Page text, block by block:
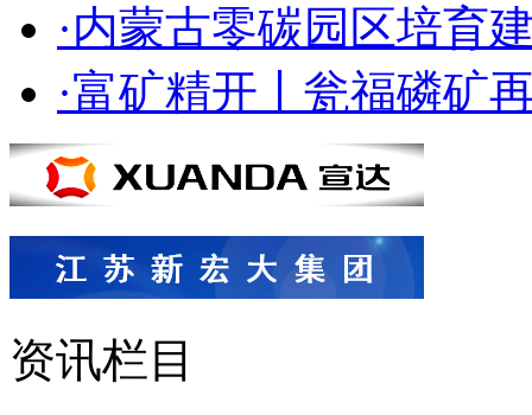
·内蒙古零碳园区培育
·富矿精开丨瓮福磷矿
资讯栏目